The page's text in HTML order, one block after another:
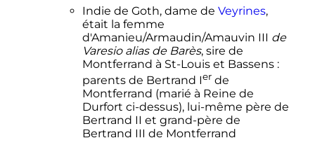
Indie de Goth, dame de Veyrines,
était la femme
d'Amanieu/Armaudin/Amauvin III de
Varesio alias de Barès, sire de
Montferrand à St-Louis et Bassens :
parents de Bertrand Ier de
Montferrand (marié à Reine de
Durfort ci-dessus), lui-même père de
Bertrand II et grand-père de
Bertrand III de Montferrand